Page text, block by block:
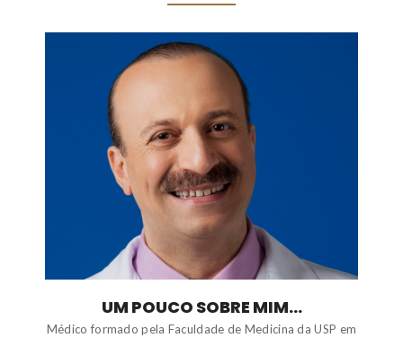
UM POUCO SOBRE MIM...
Médico formado pela Faculdade de Medicina da USP em